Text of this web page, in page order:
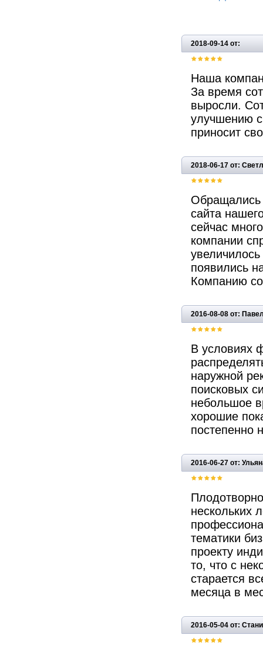
2018-09-14 от:
Наша
За время
выросли.
улучшению
приносит
2018-06-17 от:
Обращались
сайта
сейчас
компании
появились
Компанию
2016-08-08 от:
В условиях
наружной
поисковых
небольшое
хорошие
постепенно
2016-06-27 от:
нескольких
тематики
проекту
то, что с
старается
месяца в
2016-05-04 от: